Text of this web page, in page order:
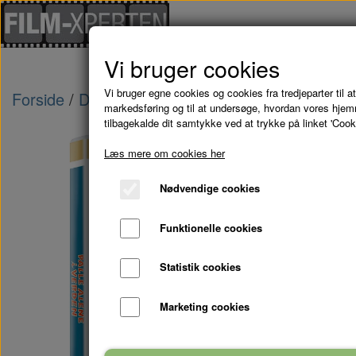
Forside Danske Film PALLE ALENE I
Vi bruger cookies
Vi bruger egne cookies og cookies fra tredjeparter til
markedsføring og til at undersøge, hvordan vores
tilbagekalde dit samtykke ved at trykke på linket
Læs mere om cookies her
Nødvendige cookies
Funktionelle cookies
Statistik cookies
Marketing cookies